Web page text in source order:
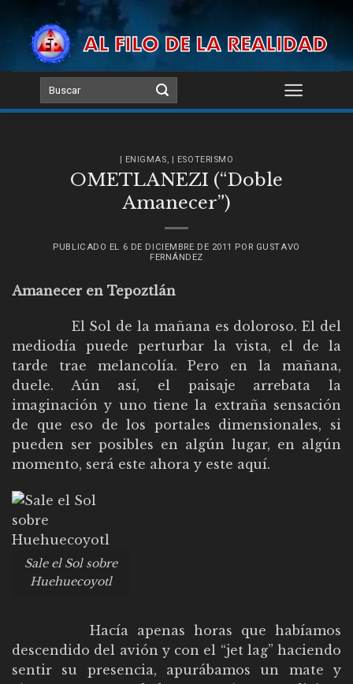
content
| ENIGMAS, | ESOTERISMO
OMETLANEZI (“Doble
Amanecer”)
PUBLICADO EL 6 DE DICIEMBRE DE 2011 POR GUSTAVO
FERNÁNDEZ
Amanecer en Tepoztlán
El Sol de la mañana es doloroso. El del
mediodía puede perturbar la vista, el de la
tarde trae melancolía. Pero en la mañana,
duele. Aún así, el paisaje arrebata la
imaginación y uno tiene la extraña sensación
de que eso de los portales dimensionales, si
pueden ser posibles en algún lugar, en algún
momento, será este ahora y este aquí.
Sale el Sol sobre
Huehuecoyotl
Hacía apenas horas que habíamos
descendido del avión y con el “jet lag” haciendo
sentir su presencia, apurábamos un mate y